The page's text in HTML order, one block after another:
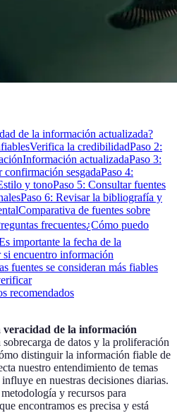
de la información actualizada?
Verifica la credibilidadPaso 2:
Información actualizadaPaso 3:
confirmación sesgadaPaso 4:
y tonoPaso 5: Consultar fuentes
Paso 6: Revisar la bibliografía y
Comparativa de fuentes sobre
frecuentes¿Cómo puedo
importante la fecha de la
si encuentro información
fuentes se consideran más fiables
recomendados
veracidad de la información
de datos y la proliferación
distinguir la información fiable de
nuestro entendimiento de temas
en nuestras decisiones diarias.
y recursos para
encontramos es precisa y está